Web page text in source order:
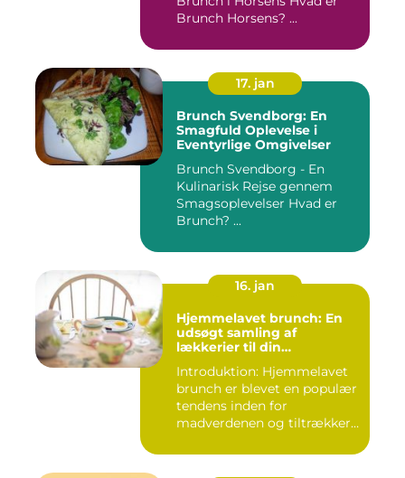
Brunch Horsens? ...
17. jan
Brunch Svendborg: En
Smagfuld Oplevelse i
Eventyrlige Omgivelser
Brunch Svendborg - En
Kulinarisk Rejse gennem
Smagsoplevelser Hvad er
Brunch? ...
16. jan
Hjemmelavet brunch: En
udsøgt samling af
lækkerier til din
Introduktion: Hjemmelavet
brunch er blevet en populær
tendens inden for
madverdenen og tiltrækker